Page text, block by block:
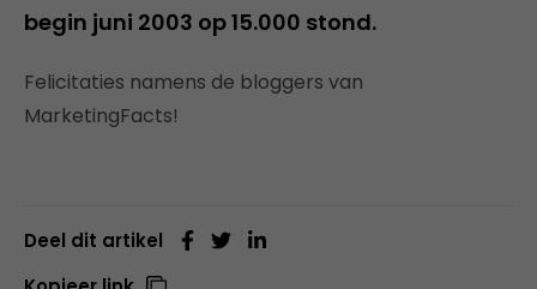
begin juni 2003 op 15.000 stond.
Felicitaties namens de bloggers van
MarketingFacts!
Deel dit artikel